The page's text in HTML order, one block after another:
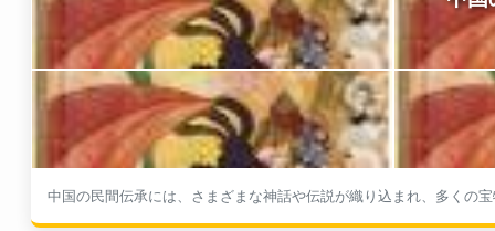
中国の民間伝承には、さまざまな神話や伝説が織り込まれ、多くの